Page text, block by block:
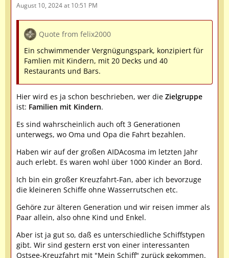
August 10, 2024 at 10:51 PM
Quote from felix2000
Ein schwimmender Vergnügungspark, konzipiert für
Famlien mit Kindern, mit 20 Decks und 40
Restaurants und Bars.
Hier wird es ja schon beschrieben, wer die Zielgruppe
ist: Familien mit Kindern.
Es sind wahrscheinlich auch oft 3 Generationen
unterwegs, wo Oma und Opa die Fahrt bezahlen.
Haben wir auf der großen AIDAcosma im letzten Jahr
auch erlebt. Es waren wohl über 1000 Kinder an Bord.
Ich bin ein großer Kreuzfahrt-Fan, aber ich bevorzuge
die kleineren Schiffe ohne Wasserrutschen etc.
Gehöre zur älteren Generation und wir reisen immer als
Paar allein, also ohne Kind und Enkel.
Aber ist ja gut so, daß es unterschiedliche Schiffstypen
gibt. Wir sind gestern erst von einer interessanten
Ostsee-Kreuzfahrt mit "Mein Schiff" zurück gekommen.